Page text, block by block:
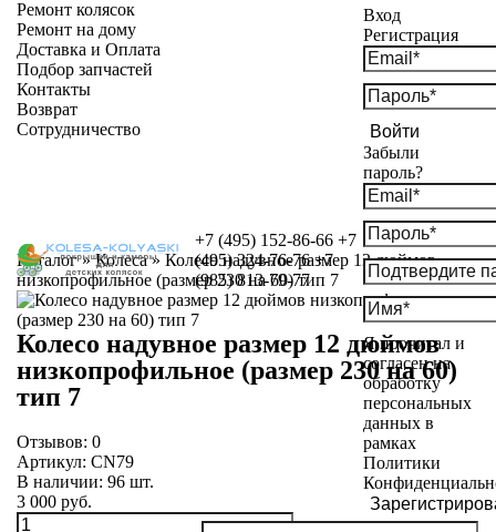
+7 (495) 152-86-66 +7
(495) 324-76-76 +7
(985) 813-79-77
Вход
Регистрация
Войти
Забыли
пароль?
Я прочитал и
согласен на
обработку
персональных
данных в
рамках
Политики
Ремонт колясок
Ремонт на дому
Доставка и Оплата
Подбор запчастей
Контакты
Возврат
Сотрудничество
Каталог»Колеса»Колесо надувное размер 12 дюймов
низкопрофильное (размер 230 на 60) тип 7
Колесо надувное размер 12 дюймов
низкопрофильное (размер 230 на 60)
тип 7
Отзывов: 0
Артикул: CN79
В наличии: 96 шт.
3 000 руб.